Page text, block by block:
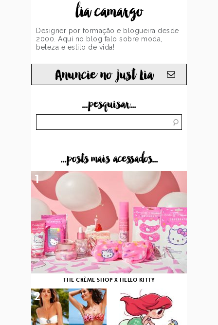
lia camargo
Designer por formação e blogueira desde
2000. Aqui no blog falo sobre moda,
beleza e estilo de vida!
Anuncie no just Lia
...pesquisar...
...posts mais acessados...
THE CRÈME SHOP X HELLO KITTY
1
2 3